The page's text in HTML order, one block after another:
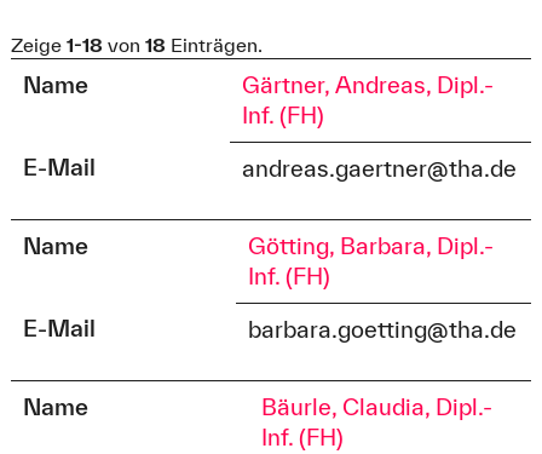
Zeige 1-18 von 18 Einträgen.
Name
Gärtner, Andreas, Dipl.-
Inf. (FH)
E-Mail
andreas.gaertner@tha.de
Name
Götting, Barbara, Dipl.-
Inf. (FH)
E-Mail
barbara.goetting@tha.de
Name
Bäurle, Claudia, Dipl.-
Inf. (FH)